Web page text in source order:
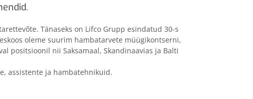
Tänaseks on Lifco Grupp esindatud 30-s
oleme suurim hambatarvete müügikontserni,
positsioonil nii Saksamaal, Skandinaavias ja Balti
assistente ja hambatehnikuid.